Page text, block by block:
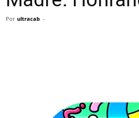
Por ultracab -